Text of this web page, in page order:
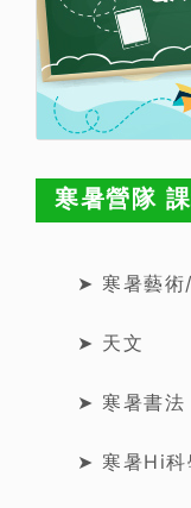
寒暑營隊
➤ 寒暑藝術
➤ 天文
➤ 寒暑書法
➤ 寒暑Hi科